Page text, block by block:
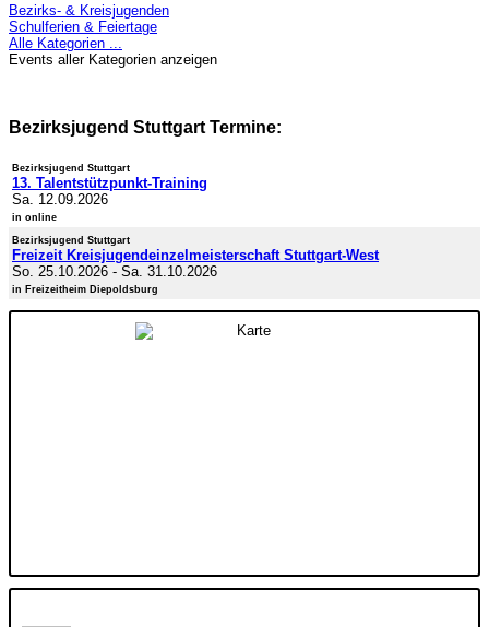
Bezirks- & Kreisjugenden
Schulferien & Feiertage
Alle Kategorien ...
Events aller Kategorien anzeigen
Bezirksjugend Stuttgart Termine:
Bezirksjugend Stuttgart
13. Talentstützpunkt-Training
Sa. 12.09.2026
in online
Bezirksjugend Stuttgart
Freizeit Kreisjugendeinzelmeisterschaft Stuttgart-West
So. 25.10.2026 - Sa. 31.10.2026
in Freizeitheim Diepoldsburg